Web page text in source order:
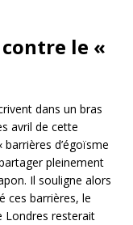
le «
dans un bras
avril de cette
d’égoïsme
pleinement
Il souligne alors
ces barrières, le
Londres resterait